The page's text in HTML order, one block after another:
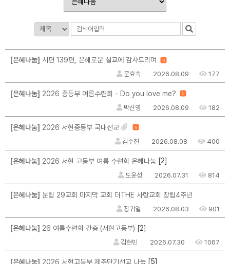
[은혜나눔] 시편 139편, 은혜로운 설교에 감사드리며 N
문효숙 2026.08.09 177
[은혜나눔] 2026 중등부 여름수련회 - Do you love me? N
박신영 2026.08.09 182
[은혜나눔] 2026 서현중등부 국내선교 N
김수진 2026.08.08 400
[은혜나눔] 2026 서현 고등부 여름 수련회 은혜나눔 [2]
도윤성 2026.07.31 814
[은혜나눔] 분립 29교회 마지막 교회 더THE 사랑교회 창립4주년
장귀일 2026.08.03 901
[은혜나눔] 26 여름수련회 간증 (서현고등부) [2]
김현민 2026.07.30 1067
[은혜나눔] 2026 서현고등부 제주단기선교 나눔 [5]